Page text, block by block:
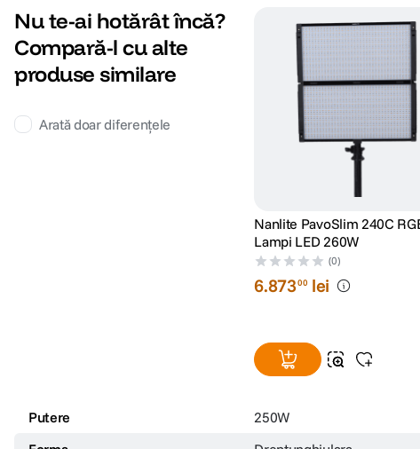
Nu te-ai hotărât încă?
Compară-l cu alte
produse similare
Arată doar diferențele
Nanlite PavoSlim 240C
Lampi LED 260W
(0)
6.87300 lei
Putere 250W